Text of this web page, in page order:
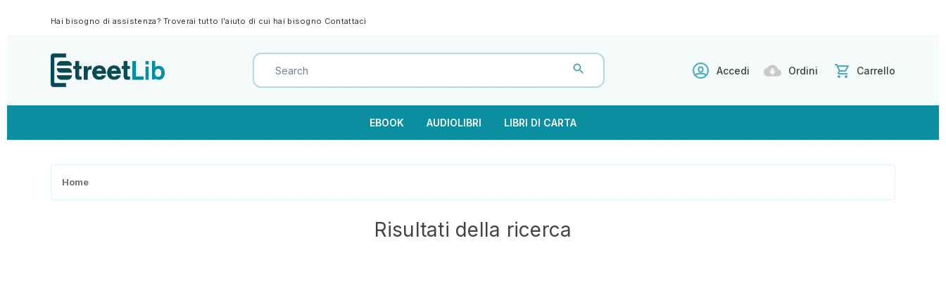
Hai bisogno di assistenza? Troverai tutto l'aiuto di cui hai bisogno Contattaci
Accedi Ordini Carrello
EBOOK AUDIOLIBRI LIBRI DI CARTA
Home
Risultati della ricerca